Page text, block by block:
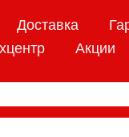
Доставка
Акции